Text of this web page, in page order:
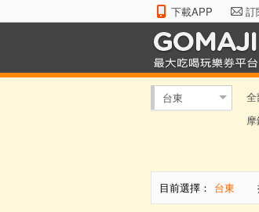
下載APP 訂
台東
目前選擇： 台東